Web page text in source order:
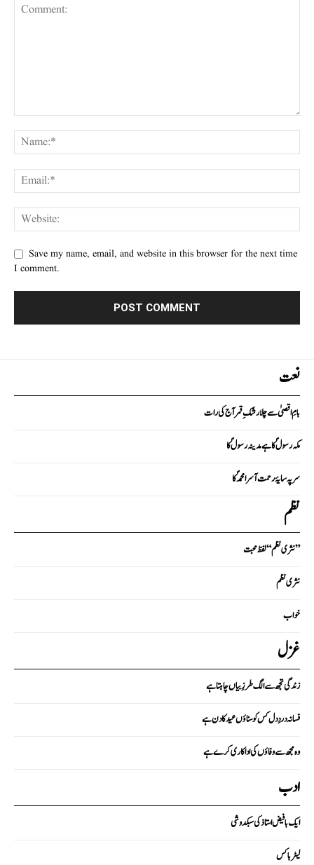
Save my name, email, and website in this browser for the next time
I comment.
نعت
بامِ اقصیٰ سے چلا رشکِ قمر آج کی رات
مکہ رسولؐ کا ہے مدینہ رسولؐ کا
سر پہ سایۂ رحمت آسرا محمدؐ کا
نظم
نثری نظم “لفظ محبت”
نثری نظم
خواب
غزل
زندگی تجھ سے الگ طرزِ بیاں چاہتا ہے
فسانہ دردِ دل کس کو سناؤں عید کا دن ہے
وہ مجھ سے وفاؤں کی اداکاری کرے ہے
ادب
ایک با فیض استاذ کی سبکدوشی
لیٹر باکس